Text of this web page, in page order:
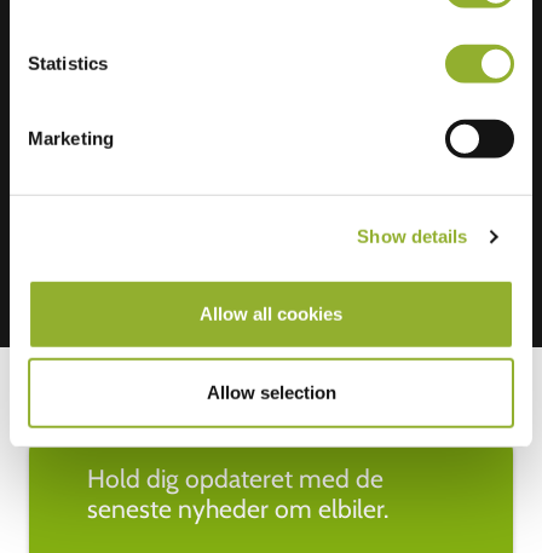
Statistics
Marketing
Show details
Allow all cookies
Allow selection
Ekstra information
Hold dig opdateret med de
seneste nyheder om elbiler.